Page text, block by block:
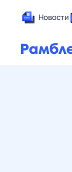
Новости